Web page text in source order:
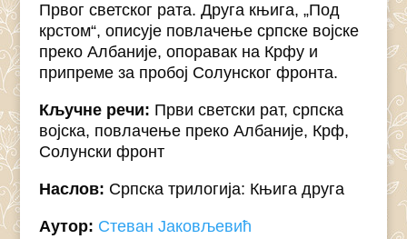
Првог светског рата. Друга књига, „Под
крстом“, описује повлачење српске војске
преко Албаније, опоравак на Крфу и
припреме за пробој Солунског фронта.
Кључне речи: Први светски рат, српска
војска, повлачење преко Албаније, Крф,
Солунски фронт
Наслов: Српска трилогија: Књига друга
Аутор: Стеван Јаковљевић